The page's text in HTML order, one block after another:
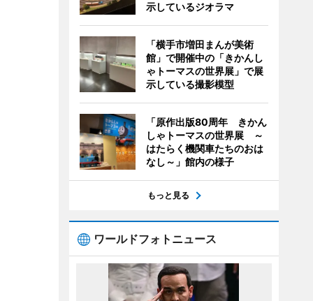
示しているジオラマ
「横手市増田まんが美術
館」で開催中の「きかんし
ゃトーマスの世界展」で展
示している撮影模型
「原作出版80周年 きかん
しゃトーマスの世界展 ～
はたらく機関車たちのおは
なし～」館内の様子
もっと見る
ワールドフォトニュース